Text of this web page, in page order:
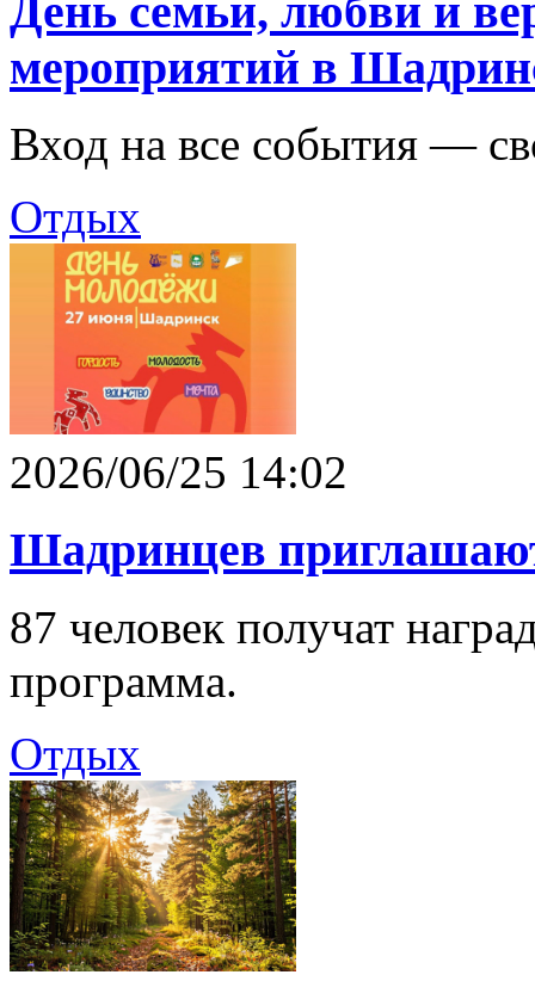
День семьи, любви и
мероприятий в
Вход на все события —
Отдых
2026/06/25 14:02
Шадринцев
87 человек получат
программа.
Отдых